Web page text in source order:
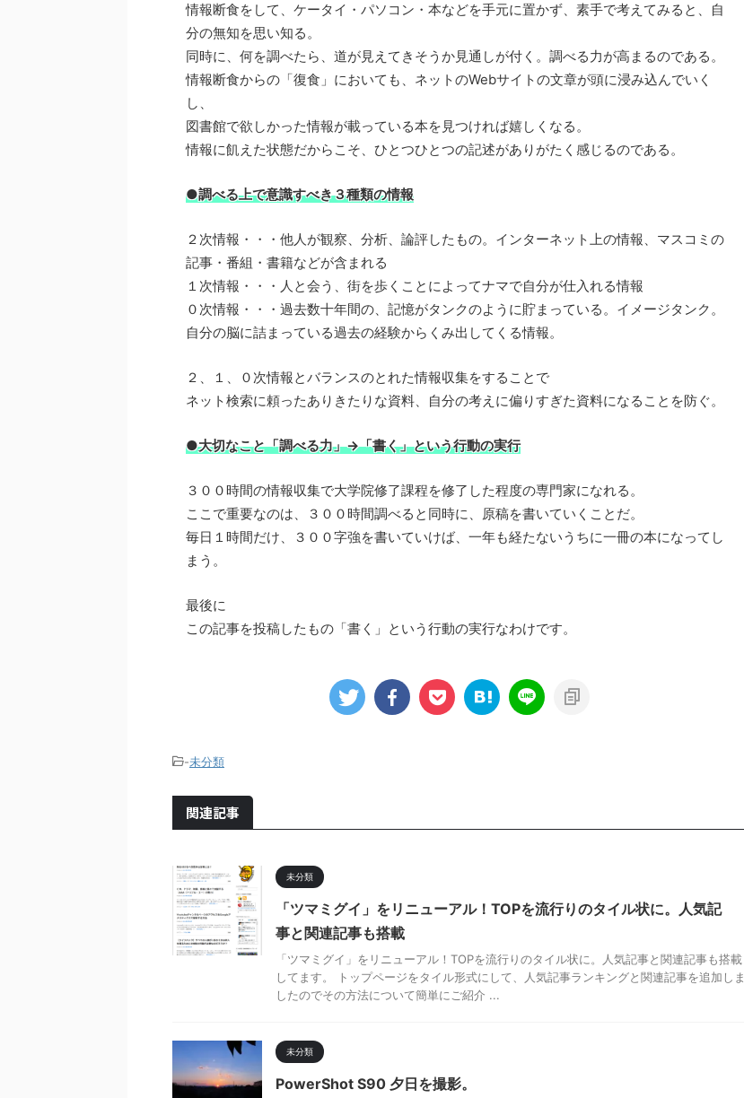
情報断食をして、ケータイ・パソコン・本などを手元に置かず、素手で考えてみると、自
分の無知を思い知る。
同時に、何を調べたら、道が見えてきそうか見通しが付く。調べる力が高まるのである。
情報断食からの「復食」においても、ネットのWebサイトの文章が頭に浸み込んでいく
し、
図書館で欲しかった情報が載っている本を見つければ嬉しくなる。
情報に飢えた状態だからこそ、ひとつひとつの記述がありがたく感じるのである。
●調べる上で意識すべき３種類の情報
２次情報・・・他人が観察、分析、論評したもの。インターネット上の情報、マスコミの
記事・番組・書籍などが含まれる
１次情報・・・人と会う、街を歩くことによってナマで自分が仕入れる情報
０次情報・・・過去数十年間の、記憶がタンクのように貯まっている。イメージタンク。
自分の脳に詰まっている過去の経験からくみ出してくる情報。
２、１、０次情報とバランスのとれた情報収集をすることで
ネット検索に頼ったありきたりな資料、自分の考えに偏りすぎた資料になることを防ぐ。
●大切なこと「調べる力」→「書く」という行動の実行
３００時間の情報収集で大学院修了課程を修了した程度の専門家になれる。
ここで重要なのは、３００時間調べると同時に、原稿を書いていくことだ。
毎日１時間だけ、３００字強を書いていけば、一年も経たないうちに一冊の本になってし
まう。
最後に
この記事を投稿したもの「書く」という行動の実行なわけです。
-未分類
関連記事
未分類
「ツマミグイ」をリニューアル！TOPを流行りのタイル状に。人気記
事と関連記事も搭載
「ツマミグイ」をリニューアル！TOPを流行りのタイル状に。人気記事と関連記事も搭載
してます。 トップページをタイル形式にして、人気記事ランキングと関連記事を追加しま
したのでその方法について簡単にご紹介 ...
未分類
PowerShot S90 夕日を撮影。